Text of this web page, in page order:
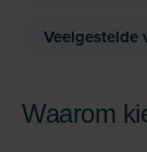
Veelgestelde
Waarom